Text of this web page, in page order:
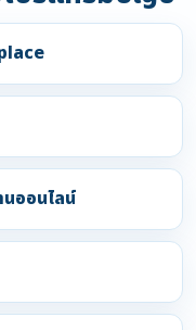
ออนไลน์